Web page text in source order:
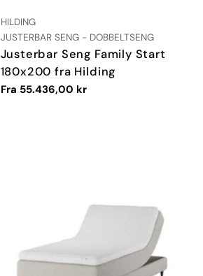
LEVERANDØR:
HILDING
TYPE:
JUSTERBAR SENG - DOBBELTSENG
Justerbar Seng Family Start
180x200 fra Hilding
Vanlig
Fra 55.436,00 kr